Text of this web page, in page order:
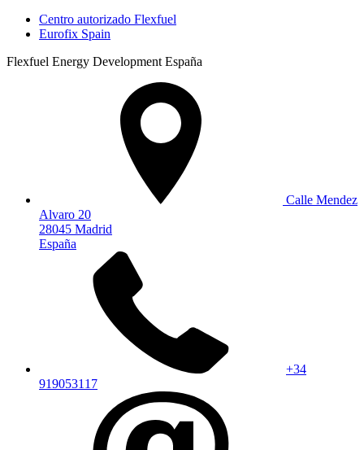
Centro autorizado Flexfuel
Eurofix Spain
Flexfuel Energy Development España
Calle Mendez
Alvaro 20
28045 Madrid
España
+34
919053117